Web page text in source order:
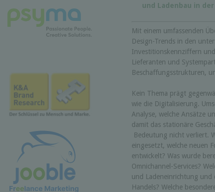
und Ladenbau in der
Mit einem umfassenden
Design-Trends in den
Investitionskennziffern
Lieferanten und
Beschaffungsstrukturen,
Kein Thema prägt
wie die Digitalisierung.
Analyse, welche Ansätze
damit das stationäre
Bedeutung nicht verliert.
eingesetzt, welche neuen
entwickelt? Was wurde
Omnichannel-Services?
und Ladeneinrichtung und
Handels? Welche